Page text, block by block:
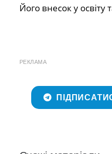
Його внесок у
РЕКЛАМА